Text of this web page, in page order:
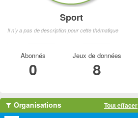
Sport
Il n'y a pas de description pour cette thématique
Abonnés
0
Jeux de données
8
Organisations Tout effacer